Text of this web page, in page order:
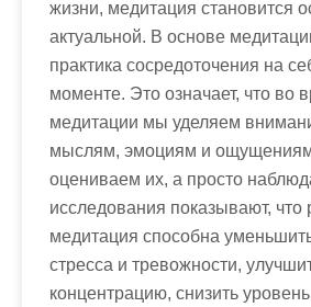
жизни, медитация становится
актуальной. В основе
практика сосредоточения на
моменте. Это означает, что во
медитации мы уделяем
мыслям, эмоциям и
оцениваем их, а просто
исследования показывают, что
медитация способна
стресса и тревожности,
концентрацию, снизить